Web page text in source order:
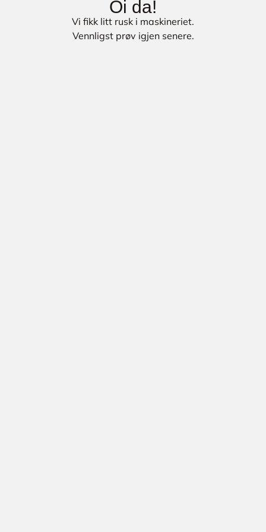
Oi da!
Vi fikk litt rusk i maskineriet.
Vennligst prøv igjen senere.